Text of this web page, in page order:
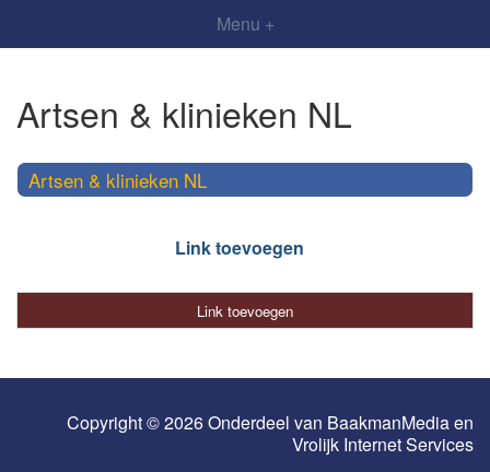
Menu +
Artsen & klinieken NL
Artsen & klinieken NL
Link toevoegen
Link toevoegen
Copyright © 2026 Onderdeel van BaakmanMediaen
Vrolijk Internet Services